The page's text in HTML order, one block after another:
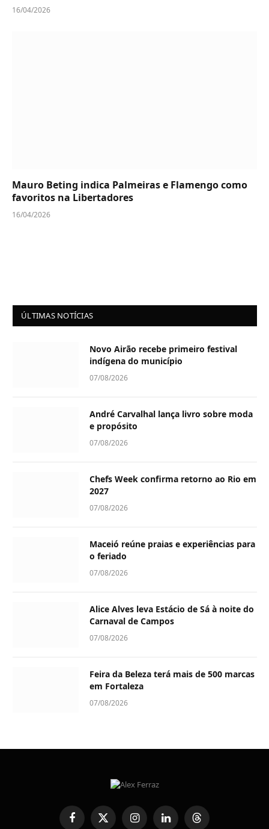
16/04/2026
Mauro Beting indica Palmeiras e Flamengo como
favoritos na Libertadores
16/04/2026
ÚLTIMAS NOTÍCIAS
Novo Airão recebe primeiro festival
indígena do município
07/08/2026
André Carvalhal lança livro sobre moda
e propósito
07/08/2026
Chefs Week confirma retorno ao Rio em
2027
07/08/2026
Maceió reúne praias e experiências para
o feriado
07/08/2026
Alice Alves leva Estácio de Sá à noite do
Carnaval de Campos
07/08/2026
Feira da Beleza terá mais de 500 marcas
em Fortaleza
07/08/2026
FacebookX
InstagramLinkedInThreads